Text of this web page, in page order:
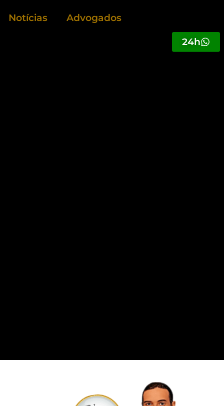
Notícias Advogados
24h